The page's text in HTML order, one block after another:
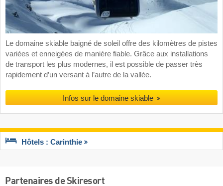
Le domaine skiable baigné de soleil offre des kilomètres de pistes
variées et enneigées de manière fiable. Grâce aux installations
de transport les plus modernes, il est possible de passer très
rapidement d’un versant à l’autre de la vallée.
Infos sur le domaine skiable
Hôtels : Carinthie
Partenaires de Skiresort